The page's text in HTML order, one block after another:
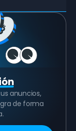
anuncios,
de forma